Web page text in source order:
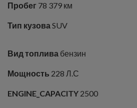
Пробег 78 379 км
Тип кузоваSUV
Вид топлива бензин
Мощность 228 Л.С
ENGINE_CAPACITY 2500